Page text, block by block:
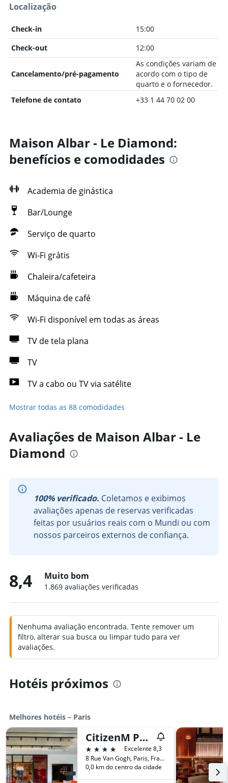
Localização
Check-in
15:00
Check-out
12:00
Cancelamento/pré-pagamento
As condições variam de
acordo com o tipo de
quarto e o fornecedor.
Telefone de contato
+33 1 44 70 02 00
Maison Albar - Le Diamond:
benefícios e comodidades
Academia de ginástica
Bar/Lounge
Serviço de quarto
Wi-Fi grátis
Chaleira/cafeteira
Máquina de café
Wi-Fi disponível em todas as áreas
TV de tela plana
TV
TV a cabo ou TV via satélite
Mostrar todas as 88 comodidades
Avaliações de Maison Albar - Le
Diamond
100% verificado. Coletamos e exibimos
avaliações apenas de reservas verificadas
feitas por usuários reais com o Mundi ou com
nossos parceiros externos de confiança.
8,4 Muito bom
1.869 avaliações verificadas
Nenhuma avaliação encontrada. Tente remover um
filtro, alterar sua busca ou limpar tudo para ver
avaliações.
Hotéis próximos
Melhores hotéis – Paris
CitizenM Paris Gare de Lyon
4 estrelas
Excelente 8,3
8 Rue Van Gogh, Paris, França
0,0 km do centro da cidade